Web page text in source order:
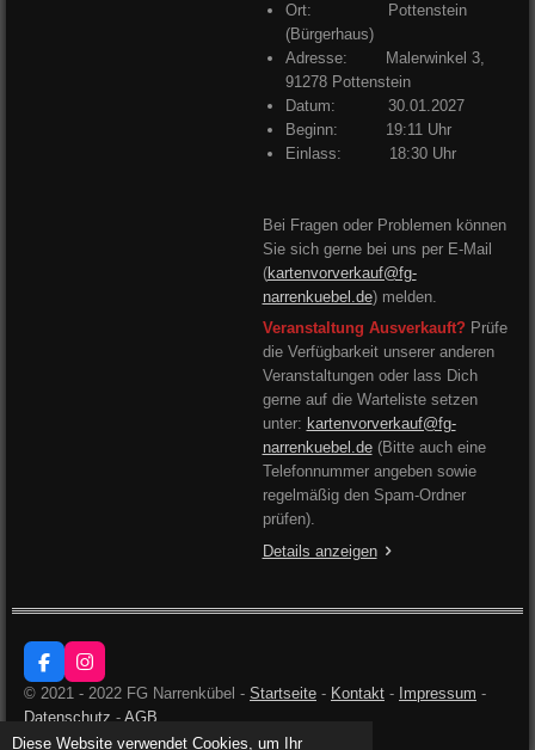
Diese Website verwendet Cookies, um Ihr
Ort: Pottenstein
(Bürgerhaus)
Adresse:
Malerwinkel 3,
91278 Pottenstein
Datum: 30.01.2027
Beginn: 19:11 Uhr
Einlass: 18:30 Uhr
Bei Fragen oder Problemen können
Sie sich gerne bei uns per E-Mail
(kartenvorverkauf@fg-
narrenkuebel.de) melden.
Veranstaltung Ausverkauft? Prüfe
die Verfügbarkeit unserer anderen
Veranstaltungen oder lass Dich
gerne auf die Warteliste setzen
unter: kartenvorverkauf@fg-
narrenkuebel.de(Bitte auch eine
Telefonnummer angeben sowie
regelmäßig den Spam-Ordner
prüfen).
Details anzeigen
F
a
c
e
b
I
n
s
t
a
© 2021 - 2022 FG Narrenkübel - Startseite - Kontakt - Impressum -
Datenschutz - AGB